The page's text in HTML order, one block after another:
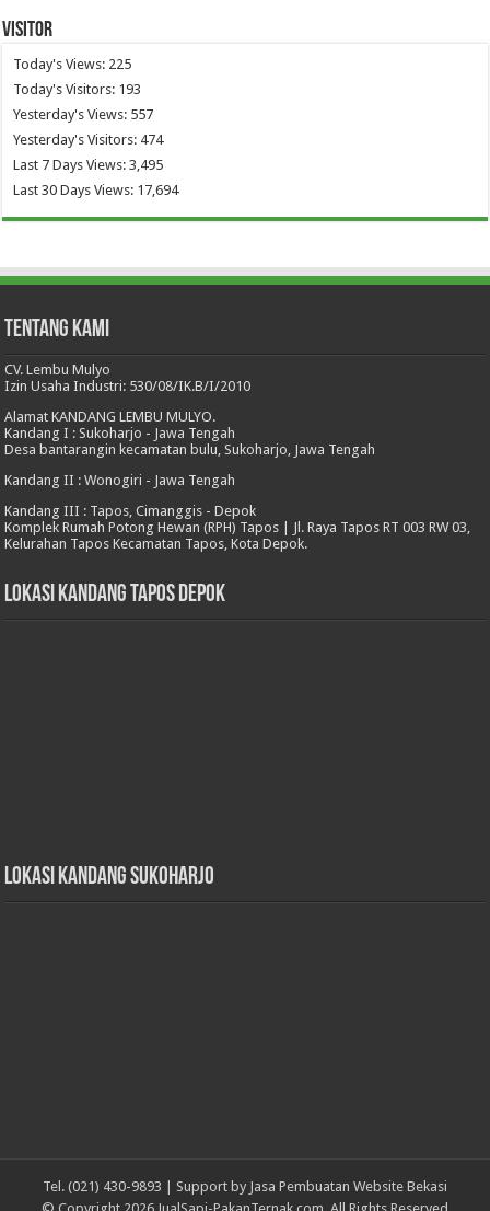
Visitor
Today's Views: 225
Today's Visitors: 193
Yesterday's Views: 557
Yesterday's Visitors: 474
Last 7 Days Views:3,495
Last 30 Days Views: 17,694
Tentang Kami
CV. Lembu Mulyo
Izin Usaha Industri: 530/08/IK.B/I/2010
Alamat KANDANG LEMBU MULYO.
Kandang I : Sukoharjo - Jawa Tengah
Desa bantarangin kecamatan bulu, Sukoharjo, Jawa Tengah
Kandang II : Wonogiri - Jawa Tengah
Kandang III : Tapos, Cimanggis - Depok
Komplek Rumah Potong Hewan (RPH) Tapos | Jl. Raya Tapos RT 003 RW 03,
Kelurahan Tapos Kecamatan Tapos, Kota Depok.
Lokasi Kandang Tapos Depok
Lokasi Kandang Sukoharjo
Tel. (021) 430-9893 | Support by Jasa Pembuatan Website Bekasi